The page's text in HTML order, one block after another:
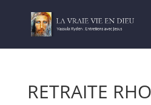
RETRAITE